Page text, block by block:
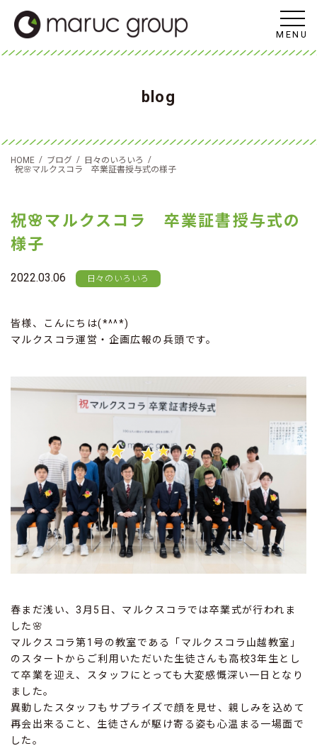
MENU
blog
HOME / ブログ / 日々のいろいろ /
祝🌸マルクスコラ 卒業証書授与式の様子
祝🌸マルクスコラ 卒業証書授与式の
様子
2022.03.06 日々のいろいろ
皆様、こんにちは(*^^*)
マルクスコラ運営・企画広報の兵頭です。
春まだ浅い、3月5日、マルクスコラでは卒業式が行われま
した🌸
マルクスコラ第1号の教室である「マルクスコラ山越教室」
のスタートからご利用いただいた生徒さんも高校3年生とし
て卒業を迎え、スタッフにとっても大変感慨深い一日となり
ました。
異動したスタッフもサプライズで顔を見せ、親しみを込めて
再会出来ること、生徒さんが駆け寄る姿も心温まる一場面で
した。